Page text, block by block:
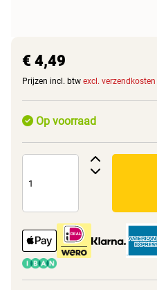
€ 4,49
Prijzen incl. btw excl. verzendkosten
Op voorraad